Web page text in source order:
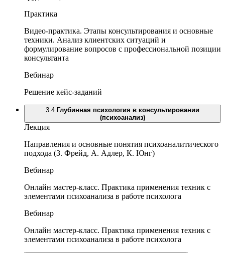
Практика
Видео-практика. Этапы консультирования и основные
техники. Анализ клиентских ситуаций и
формулирование вопросов с профессиональной позиции
консультанта
Вебинар
Решение кейс-заданий
3.4 Глубинная психология в консультировании
(психоанализ)
Лекция
Направления и основные понятия психоаналитического
подхода (З. Фрейд, А. Адлер, К. Юнг)
Вебинар
Онлайн мастер-класс. Практика применения техник с
элементами психоанализа в работе психолога
Вебинар
Онлайн мастер-класс. Практика применения техник с
элементами психоанализа в работе психолога